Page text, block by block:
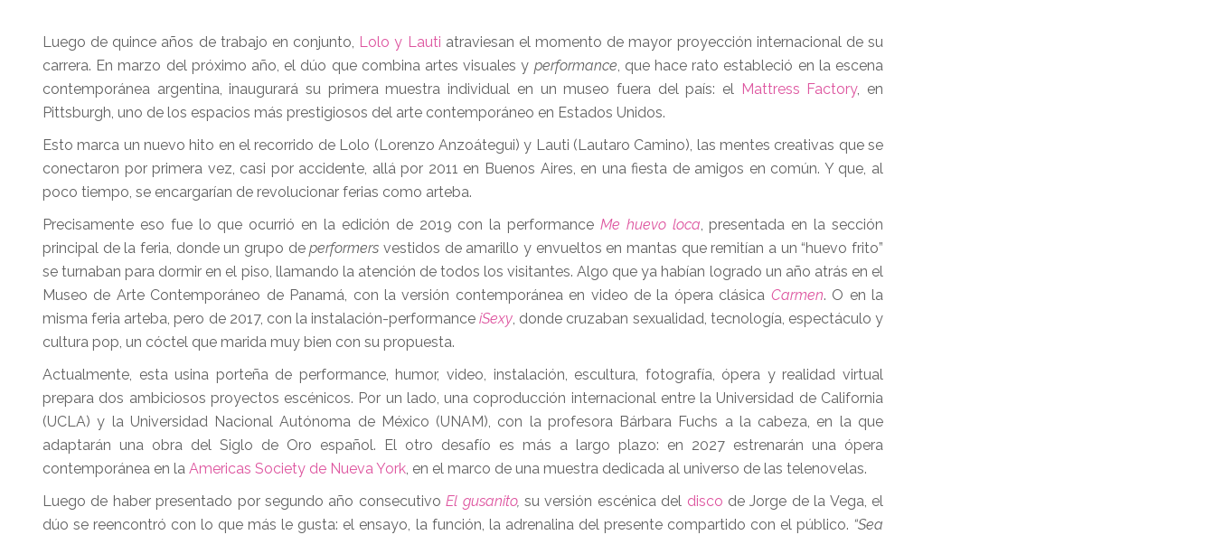
Luego de quince años de trabajo en conjunto, Lolo y Lauti atraviesan el momento de mayor proyección internacional de su
carrera. En marzo del próximo año, el dúo que combina artes visuales y performance, que hace rato estableció en la escena
contemporánea argentina, inaugurará su primera muestra individual en un museo fuera del país: el Mattress Factory, en
Pittsburgh, uno de los espacios más prestigiosos del arte contemporáneo en Estados Unidos.
Esto marca un nuevo hito en el recorrido de Lolo (Lorenzo Anzoátegui) y Lauti (Lautaro Camino), las mentes creativas que se
conectaron por primera vez, casi por accidente, allá por 2011 en Buenos Aires, en una fiesta de amigos en común. Y que, al
poco tiempo, se encargarían de revolucionar ferias como arteba.
Precisamente eso fue lo que ocurrió en la edición de 2019 con la performance Me huevo loca, presentada en la sección
principal de la feria, donde un grupo deperformers vestidos de amarillo y envueltos en mantas que remitían a un “huevo frito”
se turnaban para dormir en el piso, llamando la atención de todos los visitantes. Algo que ya habían logrado un año atrás en el
Museo de Arte Contemporáneo de Panamá, con la versión contemporánea en video de la ópera clásica Carmen. O en la
misma feria arteba, pero de 2017, con la instalación-performanceiSexy, donde cruzaban sexualidad, tecnología, espectáculo y
cultura pop, un cóctel que marida muy bien con su propuesta.
Actualmente, esta usina porteña de performance, humor, video, instalación, escultura, fotografía, ópera y realidad virtual
prepara dos ambiciosos proyectos escénicos. Por un lado, una coproducción internacional entre la Universidad de California
(UCLA) y la Universidad Nacional Autónoma de México (UNAM), con la profesora Bárbara Fuchs a la cabeza, en la que
adaptarán una obra del Siglo de Oro español. El otro desafío es más a largo plazo: en 2027 estrenarán una ópera
contemporánea en la Americas Society de Nueva York, en el marco de una muestra dedicada al universo de las telenovelas.
Luego de haber presentado por segundo año consecutivoEl gusanito, su versión escénica del disco de Jorge de la Vega, el
dúo se reencontró con lo que más le gusta: el ensayo, la función, la adrenalina del presente compartido con el público. “Sea